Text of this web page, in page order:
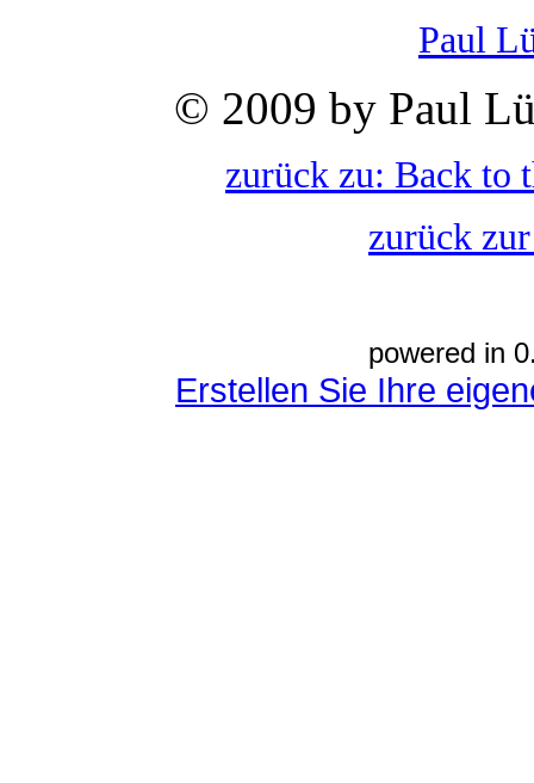
Paul
© 2009 by Paul
zurück zu: Back to
zurück
powered in
Erstellen Sie Ihre